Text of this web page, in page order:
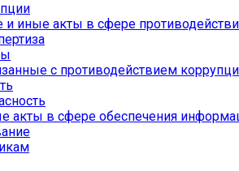
иные акты в сфере
с противодействием
акты в сфере обеспечения